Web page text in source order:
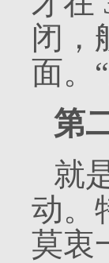
闭，
面。
第
就
动。
莫衷